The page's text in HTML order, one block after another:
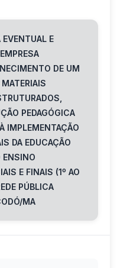
EVENTUAL E
DE UM
PEDAGÓGICA
IMPLEMENTAÇÃO
DA EDUCAÇÃO
ENSINO
E FINAIS (1º AO
PÚBLICA
MA